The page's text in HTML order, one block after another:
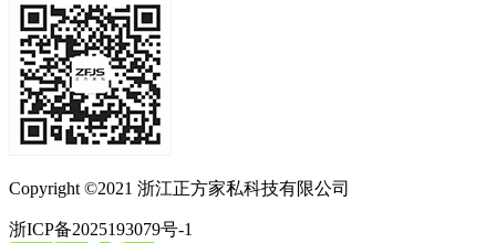
Copyright ©2021 浙江正方家私科技有限公司
浙ICP备2025193079号-1